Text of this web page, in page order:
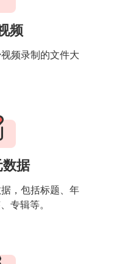
频
频录制的文件大
据
，包括标题、年
专辑等。